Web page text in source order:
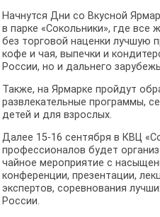
Начнутся Дни со Вкусной
в парке «Сокольники», где
без торговой наценки лучшую
кофе и чая, выпечки и
России, но и дальнего
Также, на Ярмарке пройдут
развлекательные программы,
детей и для взрослых.
Далее 15-16 сентября в КВЦ
профессионалов будет
чайное мероприятие с
конференции, презентации,
экспертов, соревнования
России.